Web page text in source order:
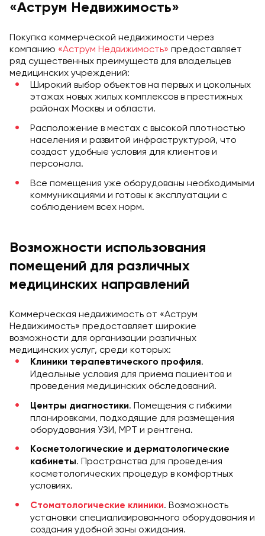
«Аструм Недвижимость»
Покупка коммерческой недвижимости через
компанию «Аструм Недвижимость» предоставляет
ряд существенных преимуществ для владельцев
медицинских учреждений:
Широкий выбор объектов на первых и цокольных
этажах новых жилых комплексов в престижных
районах Москвы и области.
Расположение в местах с высокой плотностью
населения и развитой инфраструктурой, что
создаст удобные условия для клиентов и
персонала.
Все помещения уже оборудованы необходимыми
коммуникациями и готовы к эксплуатации с
соблюдением всех норм.
Возможности использования
помещений для различных
медицинских направлений
Коммерческая недвижимость от «Аструм
Недвижимость» предоставляет широкие
возможности для организации различных
медицинских услуг, среди которых:
Клиники терапевтического профиля.
Идеальные условия для приема пациентов и
проведения медицинских обследований.
Центры диагностики. Помещения с гибкими
планировками, подходящие для размещения
оборудования УЗИ, МРТ и рентгена.
Косметологические и дерматологические
кабинеты. Пространства для проведения
косметологических процедур в комфортных
условиях.
Стоматологические клиники. Возможность
установки специализированного оборудования и
создания удобной зоны ожидания.